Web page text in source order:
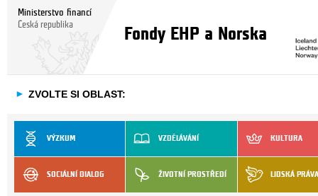
Ministerstvo financí
Česká republika
Fondy EHP a Norska
► ZVOLTE SI OBLAST:
VÝZKUM VZDĚLÁVÁNÍ KULTURA
SOCIÁLNÍ DIALOG ŽIVOTNÍ PROSTŘEDÍ LIDSKÁ PRÁVA